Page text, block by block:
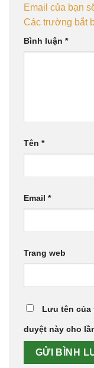
Email của bạn
Các trường bắt
Bình luận *
Tên *
Email *
Trang web
Lưu tên của
duyệt này cho